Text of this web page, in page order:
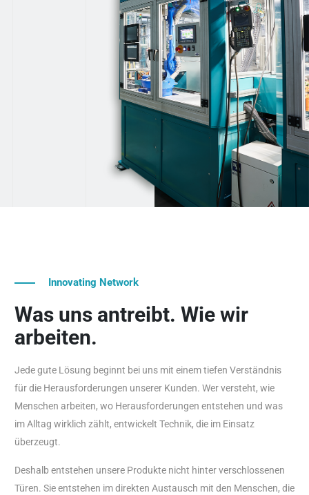
Innovating Network
Was uns antreibt. Wie wir
arbeiten.
Jede gute Lösung beginnt bei uns mit einem tiefen Verständnis
für die Herausforderungen unserer Kunden. Wer versteht, wie
Menschen arbeiten, wo Herausforderungen entstehen und was
im Alltag wirklich zählt, entwickelt Technik, die im Einsatz
überzeugt.
Deshalb entstehen unsere Produkte nicht hinter verschlossenen
Türen. Sie entstehen im direkten Austausch mit den Menschen, die